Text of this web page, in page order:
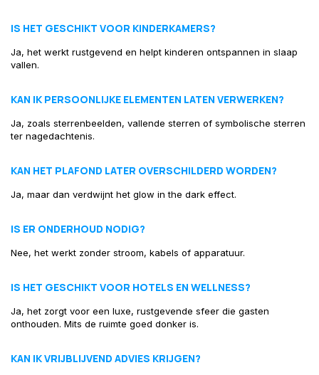
IS HET GESCHIKT VOOR KINDERKAMERS?
Ja, het werkt rustgevend en helpt kinderen ontspannen in slaap
vallen.
KAN IK PERSOONLIJKE ELEMENTEN LATEN VERWERKEN?
Ja, zoals sterrenbeelden, vallende sterren of symbolische sterren
ter nagedachtenis.
KAN HET PLAFOND LATER OVERSCHILDERD WORDEN?
Ja, maar dan verdwijnt het glow in the dark effect.
IS ER ONDERHOUD NODIG?
Nee, het werkt zonder stroom, kabels of apparatuur.
IS HET GESCHIKT VOOR HOTELS EN WELLNESS?
Ja, het zorgt voor een luxe, rustgevende sfeer die gasten
onthouden. Mits de ruimte goed donker is.
KAN IK VRIJBLIJVEND ADVIES KRIJGEN?